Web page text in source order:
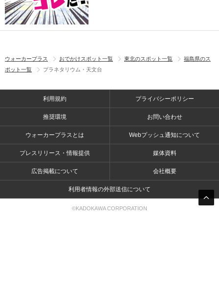
ウォーカープラス おでかけスポット一覧 東北のスポット一覧
福島県のス
ポット一覧
プラネタリウム・天文台
利用規約 プライバシーポリシー
推奨環境 お問い合わせ
ウォーカープラスとは Webプッシュ通知について
プレスリリース・情報提供 媒体資料
広告掲載について 会社概要
利用者情報の外部送信について
©KADOKAWA CORPORATION